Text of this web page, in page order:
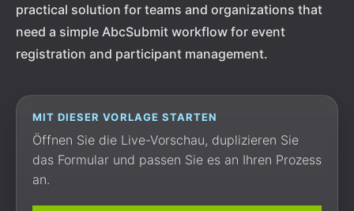
practical solution for teams and organizations that
need a simple AbcSubmit workflow for event
registration and participant management.
MIT DIESER VORLAGE STARTEN
Öffnen Sie die Live-Vorschau, duplizieren Sie
das Formular und passen Sie es an Ihren Prozess
an.